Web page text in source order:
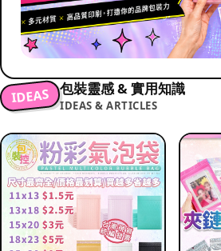
IDEAS 包裝靈感 & 實用知識
IDEAS & ARTICLES